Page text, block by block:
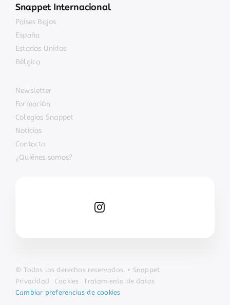
Snappet Internacional
Países Bajos
España
Estados Unidos
Bélgica
Newsletter
Formación
Colegios Snappet
Noticias
Contacto
¿Quiénes somos?
© Todos los derechos reservados. • Snappet
Privacidad
Cookies Tratamiento de datos
Cambiar preferencias de cookies